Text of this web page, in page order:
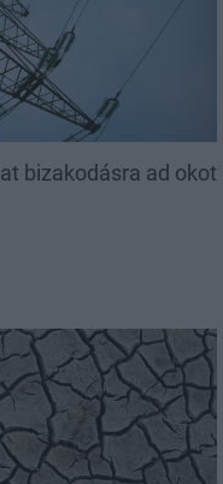
bizakodásra ad okot